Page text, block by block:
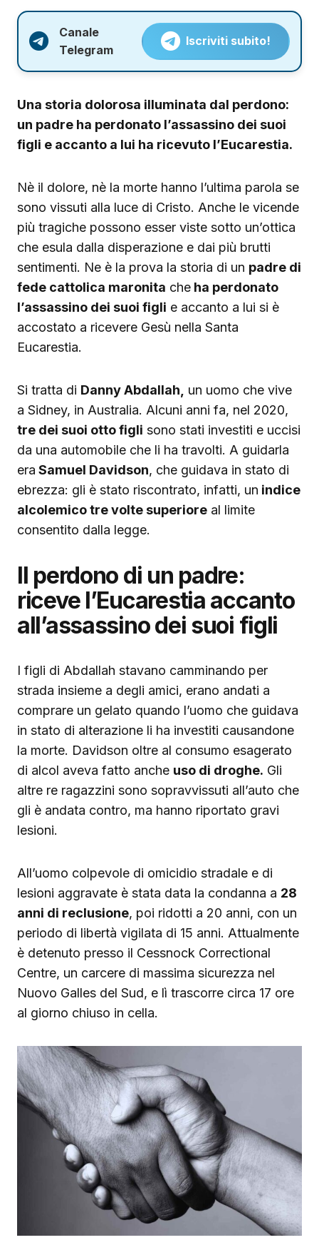
Canale
Telegram
Iscriviti subito!
Una storia dolorosa illuminata dal perdono:
un padre ha perdonato l’assassino dei suoi
figli e accanto a lui ha ricevuto l’Eucarestia.
Nè il dolore, nè la morte hanno l’ultima parola se
sono vissuti alla luce di Cristo. Anche le vicende
più tragiche possono esser viste sotto un’ottica
che esula dalla disperazione e dai più brutti
sentimenti. Ne è la prova la storia di un padre di
fede cattolica maronita che ha perdonato
l’assassino dei suoi figli e accanto a lui si è
accostato a ricevere Gesù nella Santa
Eucarestia.
Si tratta di Danny Abdallah,
un uomo che vive
a Sidney, in Australia. Alcuni anni fa, nel 2020,
tre dei suoi otto figli sono stati investiti e uccisi
da una automobile che li ha travolti. A guidarla
era Samuel Davidson, che guidava in stato di
ebrezza: gli è stato riscontrato, infatti, un indice
alcolemico tre volte superiore al limite
consentito dalla legge.
Il perdono di un padre:
riceve l’Eucarestia accanto
all’assassino dei suoi figli
I figli di Abdallah stavano camminando per
strada insieme a degli amici, erano andati a
comprare un gelato quando l’uomo che guidava
in stato di alterazione li ha investiti causandone
la morte. Davidson oltre al consumo esagerato
di alcol aveva fatto anche uso di droghe. Gli
altre re ragazzini sono sopravvissuti all’auto che
gli è andata contro, ma hanno riportato gravi
lesioni.
All’uomo colpevole di omicidio stradale e di
lesioni aggravate è stata data la condanna a 28
anni di reclusione, poi ridotti a 20 anni, con un
periodo di libertà vigilata di 15 anni. Attualmente
è detenuto presso il Cessnock Correctional
Centre, un carcere di massima sicurezza nel
Nuovo Galles del Sud, e lì trascorre circa 17 ore
al giorno chiuso in cella.